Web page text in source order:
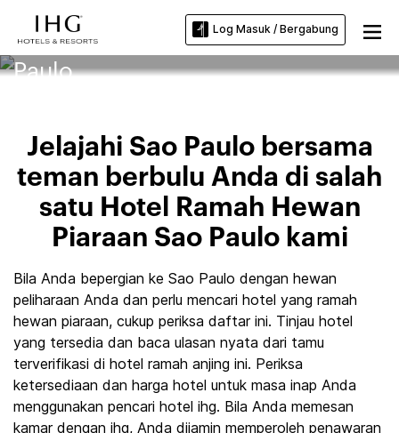
Log Masuk / Bergabung
Hotel Ramah Hewan Piaraan Sao
Paulo
Jelajahi Sao Paulo bersama
teman berbulu Anda di salah
satu Hotel Ramah Hewan
Piaraan Sao Paulo kami
Bila Anda bepergian ke Sao Paulo dengan hewan
peliharaan Anda dan perlu mencari hotel yang ramah
hewan piaraan, cukup periksa daftar ini. Tinjau hotel
yang tersedia dan baca ulasan nyata dari tamu
terverifikasi di hotel ramah anjing ini. Periksa
ketersediaan dan harga hotel untuk masa inap Anda
menggunakan pencari hotel ihg. Bila Anda memesan
kamar dengan ihg, Anda dijamin memperoleh penawaran